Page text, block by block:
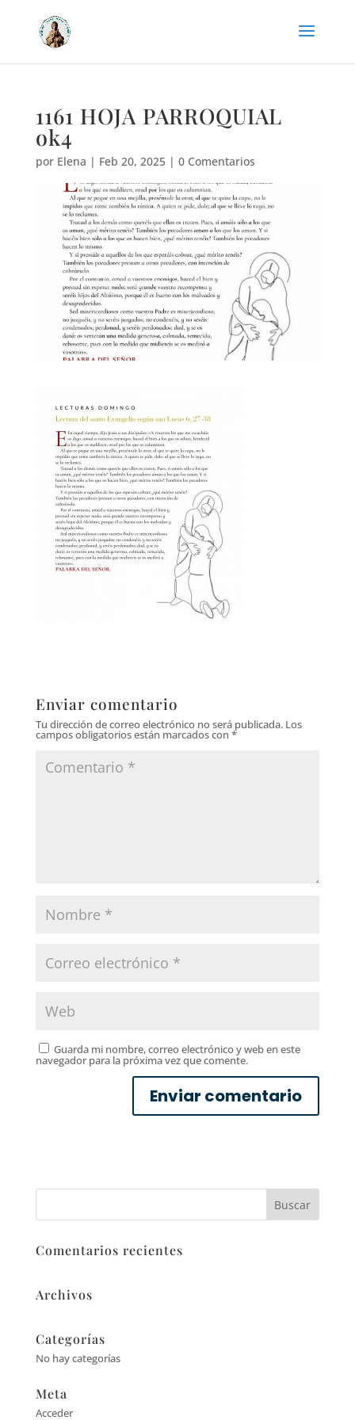
1161 HOJA PARROQUIAL
ok4
por Elena | Feb 20, 2025| 0 Comentarios
Enviar comentario
Tu dirección de correo electrónico no será publicada. Los
campos obligatorios están marcados con *
Guarda mi nombre, correo electrónico y web en este
navegador para la próxima vez que comente.
Comentarios recientes
Archivos
Categorías
No hay categorías
Meta
Acceder